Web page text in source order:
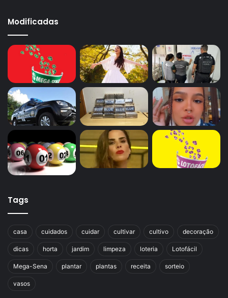
Modificadas
Tags
casa cuidados cuidar cultivar cultivo decoração
dicas horta jardim limpeza loteria Lotofácil
Mega-Sena plantar plantas receita sorteio
vasos